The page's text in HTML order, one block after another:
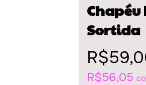
Sortida
R$56,05